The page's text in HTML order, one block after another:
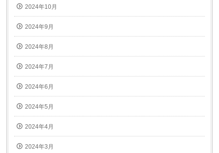
2024年10月
2024年9月
2024年8月
2024年7月
2024年6月
2024年5月
2024年4月
2024年3月